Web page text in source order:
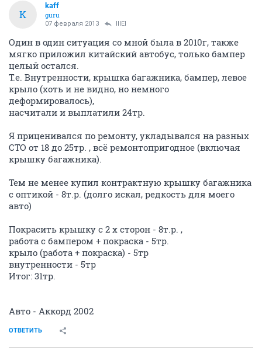
K
kaff
guru
07 февраля 2013 lllEl
Один в один ситуация со мной была в 2010г, также
мягко приложил китайский автобус, только бампер
целый остался.
Т.е. Внутренности, крышка багажника, бампер, левое
крыло (хоть и не видно, но немного
деформировалось),
насчитали и выплатили 24тр.
Я приценивался по ремонту, укладывался на разных
СТО от 18 до 25тр. , всё ремонтопригодное (включая
крышку багажника).
Тем не менее купил контрактную крышку багажника
с оптикой - 8т.р. (долго искал, редкость для моего
авто)
Покрасить крышку с 2 х сторон - 8т.р. ,
работа с бампером + покраска - 5тр.
крыло (работа + покраска) - 5тр
внутренности - 5тр
Итог: 31тр.
Авто - Аккорд 2002
ОТВЕТИТЬ